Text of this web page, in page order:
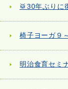
🥁30年ぶりに
椅子ヨーガ９
明治食育セミ